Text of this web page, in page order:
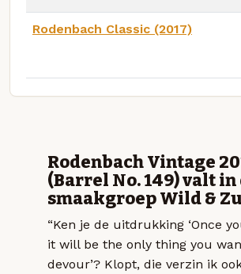
Rodenbach Classic (2017)
Rodenbach Vintage
(Barrel No. 149) valt in
smaakgroep Wild &
“Ken je de uitdrukking ‘Once
it will be the only thing you
devour’? Klopt, die verzin ik